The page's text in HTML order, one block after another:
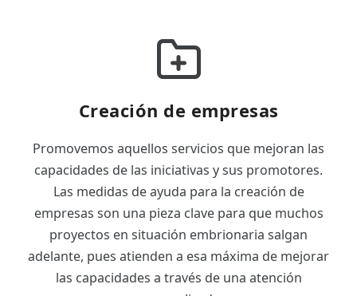
Creación de empresas
Promovemos aquellos servicios que mejoran las
capacidades de las iniciativas y sus promotores.
Las medidas de ayuda para la creación de
empresas son una pieza clave para que muchos
proyectos en situación embrionaria salgan
adelante, pues atienden a esa máxima de mejorar
las capacidades a través de una atención